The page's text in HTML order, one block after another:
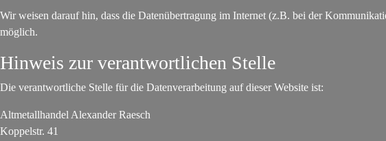
Wir weisen darauf hin, dass die Datenübertragung im Internet (z.B. bei der
möglich.
Hinweis zur verantwortlichen Stelle
Die verantwortliche Stelle für die Datenverarbeitung auf dieser Website ist:
Altmetallhandel Alexander Raesch
Koppelstr. 41